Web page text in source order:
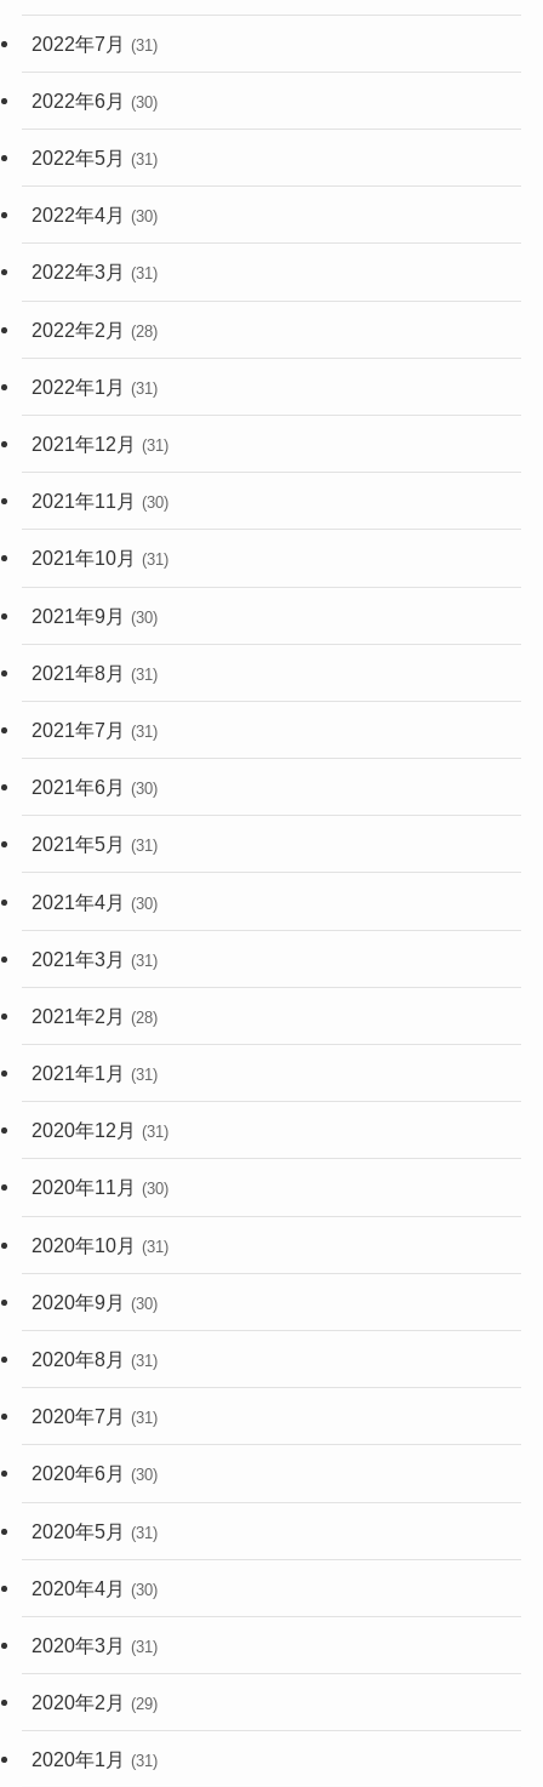
2022年7月 (31)
2022年6月 (30)
2022年5月 (31)
2022年4月 (30)
2022年3月 (31)
2022年2月 (28)
2022年1月 (31)
2021年12月 (31)
2021年11月 (30)
2021年10月 (31)
2021年9月 (30)
2021年8月 (31)
2021年7月 (31)
2021年6月 (30)
2021年5月 (31)
2021年4月 (30)
2021年3月 (31)
2021年2月 (28)
2021年1月 (31)
2020年12月 (31)
2020年11月 (30)
2020年10月 (31)
2020年9月 (30)
2020年8月 (31)
2020年7月 (31)
2020年6月 (30)
2020年5月 (31)
2020年4月 (30)
2020年3月 (31)
2020年2月 (29)
2020年1月 (31)